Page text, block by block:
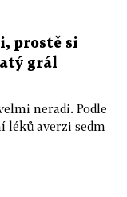
prostě si
grál
neradi. Podle
léků averzi sedm